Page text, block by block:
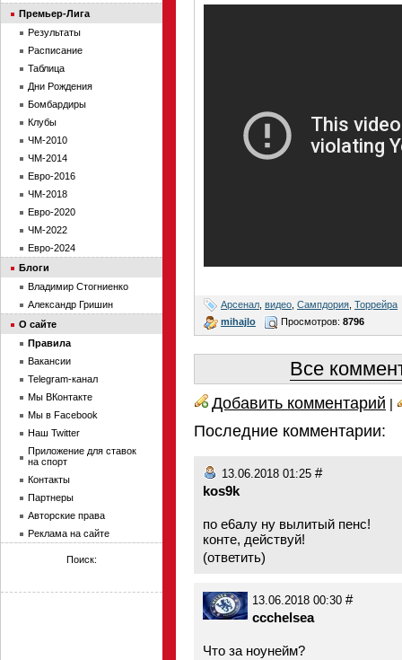
Арсенал видео Сампдория Торрейра
mihajlo
Просмотров: 8796
Все
Добавить комментарий |
Последние комментарии:
13.06.2018 01:25 #
kos9k
по е6алу ну вылитый пенс!
конте, действуй!
(ответить)
13.06.2018 00:30 #
ccchelsea
Что за ноунейм?
Премьер-Лига
Результаты
Расписание
Таблица
Дни Рождения
Бомбардиры
Клубы
ЧМ-2010
ЧМ-2014
Евро-2016
ЧМ-2018
Евро-2020
ЧМ-2022
Евро-2024
Блоги
Владимир Стогниенко
Александр Гришин
О сайте
Правила
Вакансии
Telegram-канал
Мы ВКонтакте
Мы в Facebook
Наш Twitter
Приложение для ставок
на спорт
Контакты
Партнеры
Авторские права
Реклама на сайте
Поиск: